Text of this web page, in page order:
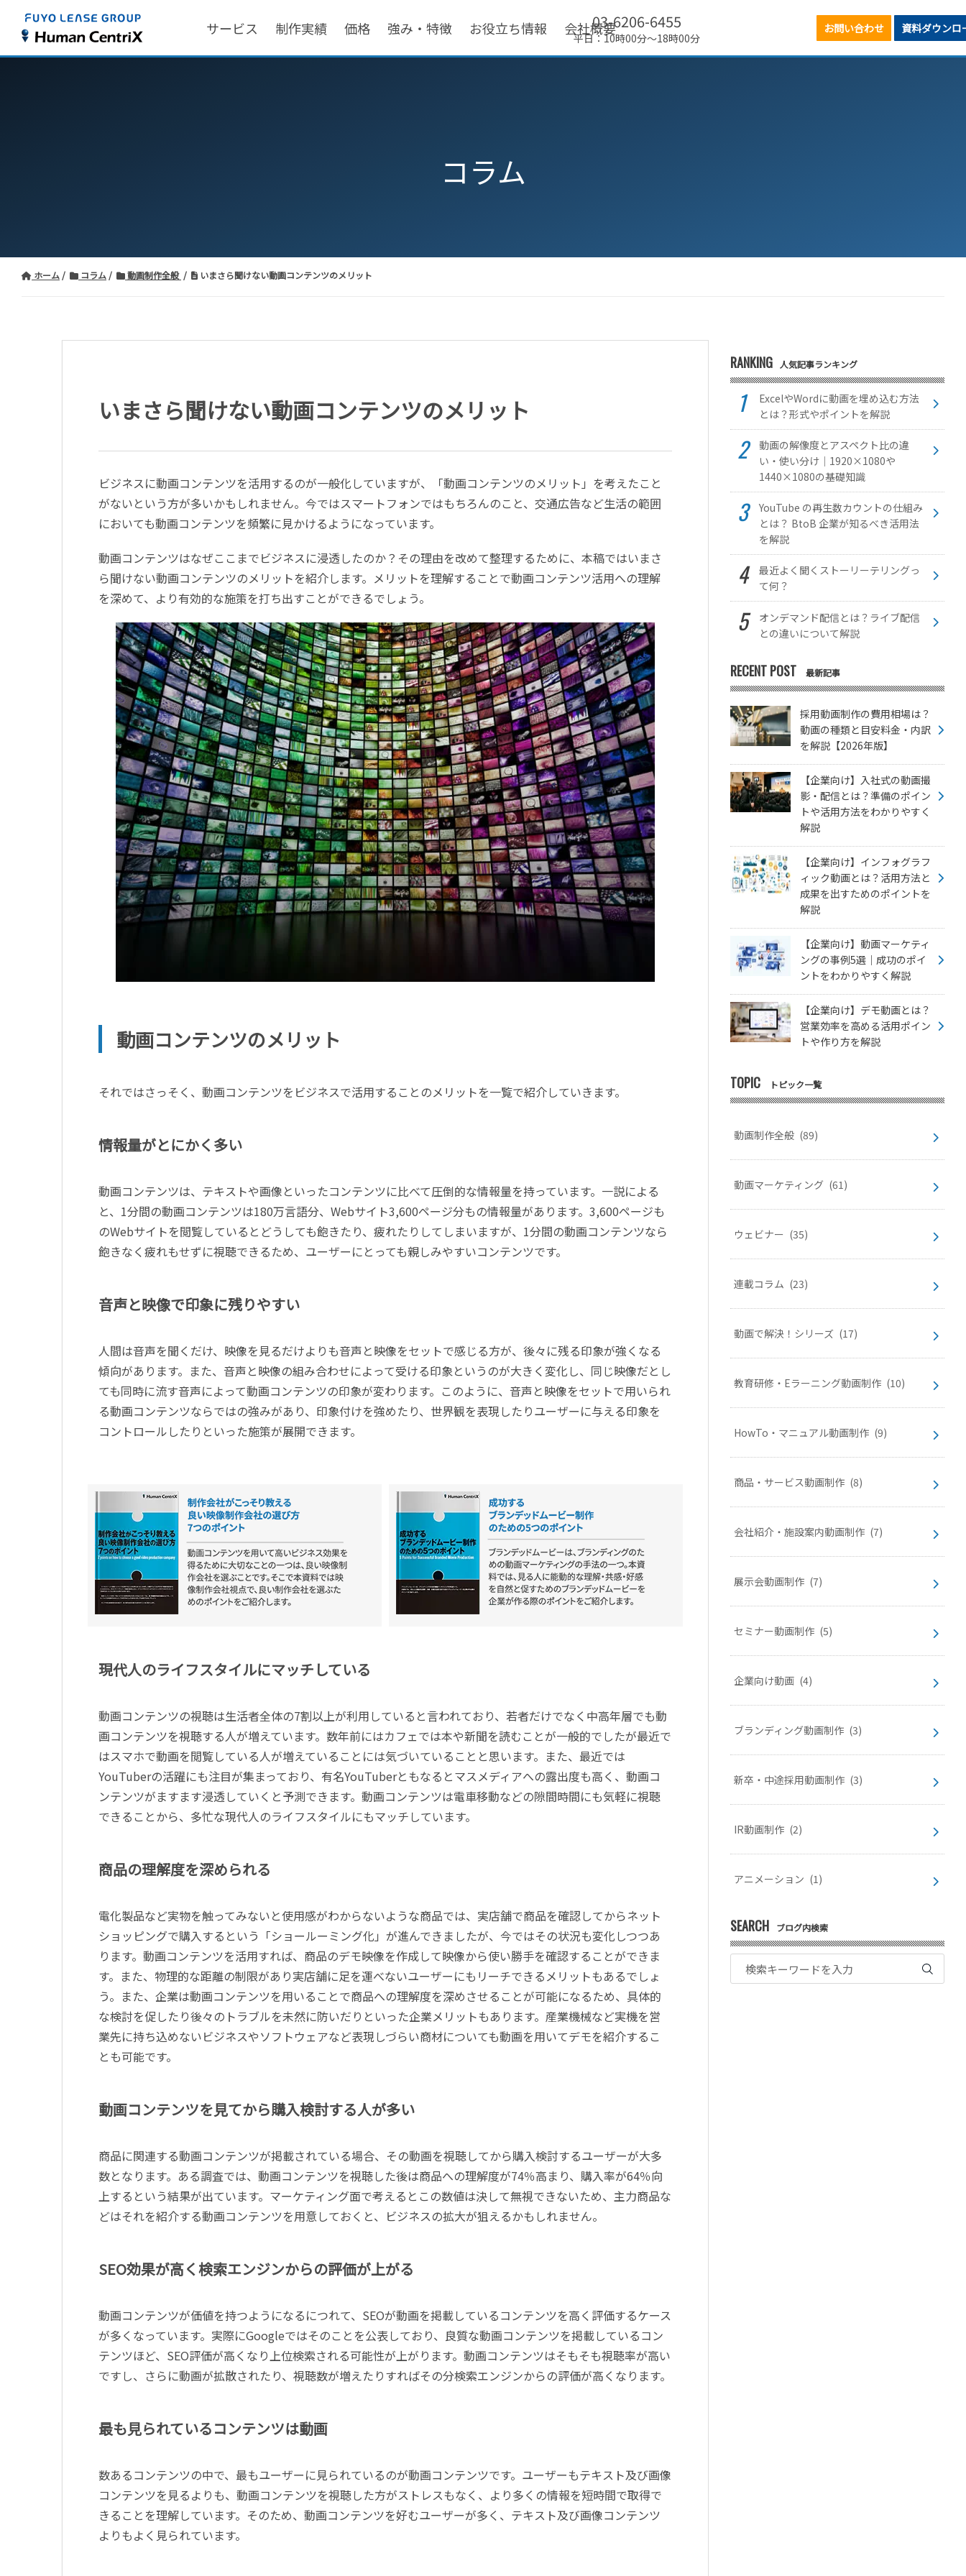
サービス 制作実績 価格 強み・特徴 お役立ち情報 会社概要03-6206-6455
平日：10時00分～18時00分
お問い合わせ 資料ダウンロ
コラム
ホーム コラム 動画制作全般 いまさら聞けない動画コンテンツのメリット
いまさら聞けない動画コンテンツのメリット
ビジネスに動画コンテンツを活用するのが一般化していますが、「動画コンテンツのメリット」を考えたこと
がないという方が多いかもしれません。今ではスマートフォンではもちろんのこと、交通広告など生活の範囲
においても動画コンテンツを頻繁に見かけるようになっています。
動画コンテンツはなぜここまでビジネスに浸透したのか？その理由を改めて整理するために、本稿ではいまさ
ら聞けない動画コンテンツのメリットを紹介します。メリットを理解することで動画コンテンツ活用への理解
を深めて、より有効的な施策を打ち出すことができるでしょう。
動画コンテンツのメリット
それではさっそく、動画コンテンツをビジネスで活用することのメリットを一覧で紹介していきます。
情報量がとにかく多い
動画コンテンツは、テキストや画像といったコンテンツに比べて圧倒的な情報量を持っています。一説による
と、1分間の動画コンテンツは180万言語分、Webサイト3,600ページ分もの情報量があります。3,600ページも
のWebサイトを閲覧しているとどうしても飽きたり、疲れたりしてしまいますが、1分間の動画コンテンツなら
飽きなく疲れもせずに視聴できるため、ユーザーにとっても親しみやすいコンテンツです。
音声と映像で印象に残りやすい
人間は音声を聞くだけ、映像を見るだけよりも音声と映像をセットで感じる方が、後々に残る印象が強くなる
傾向があります。また、音声と映像の組み合わせによって受ける印象というのが大きく変化し、同じ映像だとし
ても同時に流す音声によって動画コンテンツの印象が変わります。このように、音声と映像をセットで用いられ
る動画コンテンツならではの強みがあり、印象付けを強めたり、世界観を表現したりユーザーに与える印象を
コントロールしたりといった施策が展開できます。
現代人のライフスタイルにマッチしている
動画コンテンツの視聴は生活者全体の7割以上が利用していると言われており、若者だけでなく中高年層でも動
画コンテンツを視聴する人が増えています。数年前にはカフェでは本や新聞を読むことが一般的でしたが最近で
はスマホで動画を閲覧している人が増えていることには気づいていることと思います。また、最近では
YouTuberの活躍にも注目が集まっており、有名YouTuberともなるとマスメディアへの露出度も高く、動画コ
ンテンツがますます浸透していくと予測できます。動画コンテンツは電車移動などの隙間時間にも気軽に視聴
できることから、多忙な現代人のライフスタイルにもマッチしています。
商品の理解度を深められる
電化製品など実物を触ってみないと使用感がわからないような商品では、実店舗で商品を確認してからネット
ショッピングで購入するという「ショールーミング化」が進んできましたが、今ではその状況も変化しつつあ
ります。動画コンテンツを活用すれば、商品のデモ映像を作成して映像から使い勝手を確認することができま
す。また、物理的な距離の制限があり実店舗に足を運べないユーザーにもリーチできるメリットもあるでしょ
う。また、企業は動画コンテンツを用いることで商品への理解度を深めさせることが可能になるため、具体的
な検討を促したり後々のトラブルを未然に防いだりといった企業メリットもあります。産業機械など実機を営
業先に持ち込めないビジネスやソフトウェアなど表現しづらい商材についても動画を用いてデモを紹介するこ
とも可能です。
動画コンテンツを見てから購入検討する人が多い
商品に関連する動画コンテンツが掲載されている場合、その動画を視聴してから購入検討するユーザーが大多
数となります。ある調査では、動画コンテンツを視聴した後は商品への理解度が74％高まり、購入率が64％向
上するという結果が出ています。マーケティング面で考えるとこの数値は決して無視できないため、主力商品な
どはそれを紹介する動画コンテンツを用意しておくと、ビジネスの拡大が狙えるかもしれません。
SEO効果が高く検索エンジンからの評価が上がる
動画コンテンツが価値を持つようになるにつれて、SEOが動画を掲載しているコンテンツを高く評価するケース
が多くなっています。実際にGoogleではそのことを公表しており、良質な動画コンテンツを掲載しているコン
テンツほど、SEO評価が高くなり上位検索される可能性が上がります。動画コンテンツはそもそも視聴率が高い
ですし、さらに動画が拡散されたり、視聴数が増えたりすればその分検索エンジンからの評価が高くなります。
最も見られているコンテンツは動画
数あるコンテンツの中で、最もユーザーに見られているのが動画コンテンツです。ユーザーもテキスト及び画像
コンテンツを見るよりも、動画コンテンツを視聴した方がストレスもなく、より多くの情報を短時間で取得で
きることを理解しています。そのため、動画コンテンツを好むユーザーが多く、テキスト及び画像コンテンツ
よりもよく見られています。
RANKING 人気記事ランキング
ExcelやWordに動画を埋め込む方法
とは？形式やポイントを解説
動画の解像度とアスペクト比の違
い・使い分け｜1920×1080や
1440×1080の基礎知識
YouTube の再生数カウントの仕組み
とは？ BtoB 企業が知るべき活用法
を解説
最近よく聞くストーリーテリングっ
て何？
オンデマンド配信とは？ライブ配信
との違いについて解説
RECENT POST 最新記事
採用動画制作の費用相場は？
動画の種類と目安料金・内訳
を解説【2026年版】
【企業向け】入社式の動画撮
影・配信とは？準備のポイン
トや活用方法をわかりやすく
解説
【企業向け】インフォグラフ
ィック動画とは？活用方法と
成果を出すためのポイントを
解説
【企業向け】動画マーケティ
ングの事例5選｜成功のポイ
ントをわかりやすく解説
【企業向け】デモ動画とは？
営業効率を高める活用ポイン
トや作り方を解説
TOPIC トピック一覧
動画制作全般 (89)
動画マーケティング (61)
ウェビナー (35)
連載コラム (23)
動画で解決！シリーズ (17)
教育研修・Eラーニング動画制作 (10)
HowTo・マニュアル動画制作 (9)
商品・サービス動画制作 (8)
会社紹介・施設案内動画制作 (7)
展示会動画制作 (7)
セミナー動画制作 (5)
企業向け動画 (4)
ブランディング動画制作 (3)
新卒・中途採用動画制作 (3)
IR動画制作 (2)
アニメーション (1)
SEARCH ブログ内検索